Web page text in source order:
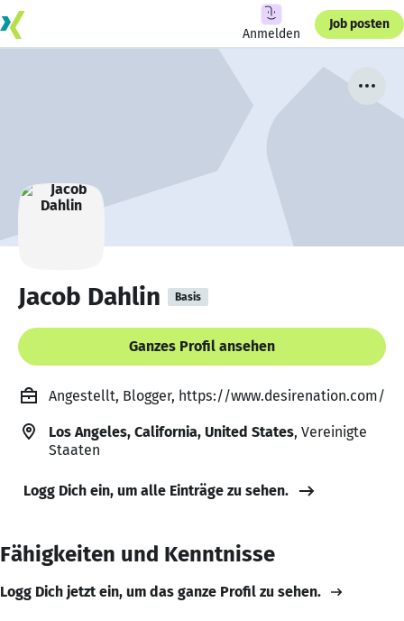
Anmelden
Job posten
Jacob Dahlin Basis
Ganzes Profil ansehen
Angestellt, Blogger, https://www.desirenation.com/
Los Angeles, California, United States, Vereinigte
Staaten
Logg Dich ein, um alle Einträge zu sehen.
Fähigkeiten und Kenntnisse
Logg Dich jetzt ein, um das ganze Profil zu sehen.